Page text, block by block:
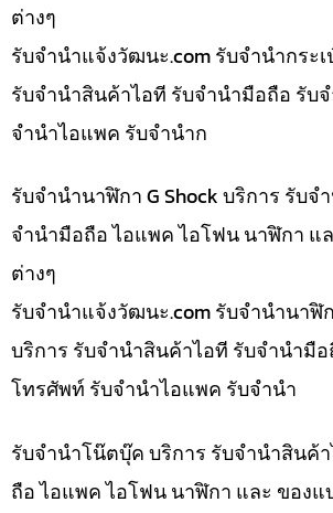
ต่างๆ
รับจํานําแจ้งวัฒนะ.com รับจำนำกระ
รับจำนำสินค้าไอที รับจำนำมือถือ รับ
จำนำไอแพค รับจำนำก
รับจำนำนาฬิกา G Shock บริการ รับ
จำนำมือถือ ไอแพค ไอโฟน นาฬิกา แ
ต่างๆ
รับจํานําแจ้งวัฒนะ.com รับจำนำนาฬิก
บริการ รับจำนำสินค้าไอที รับจำนำมื
โทรศัพท์ รับจำนำไอแพค รับจำนำ
รับจำนำโน๊ตบุ๊ค บริการ รับจำนำสินค้
ถือ ไอแพค ไอโฟน นาฬิกา และ ของแ